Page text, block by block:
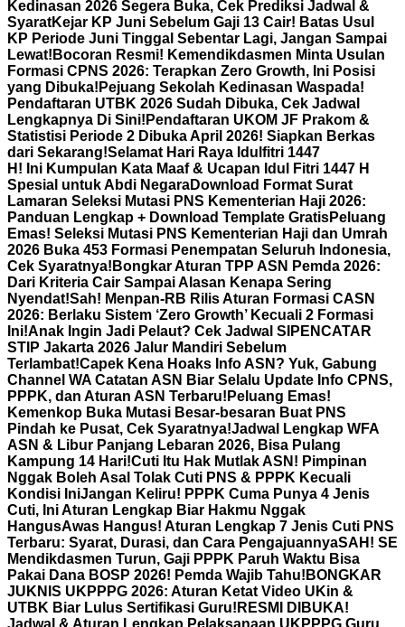
Kedinasan 2026 Segera Buka, Cek Prediksi Jadwal &
SyaratKejar KP Juni Sebelum Gaji 13 Cair! Batas Usul
KP Periode Juni Tinggal Sebentar Lagi, Jangan Sampai
Lewat! Bocoran Resmi! Kemendikdasmen Minta Usulan
Formasi CPNS 2026: Terapkan Zero Growth, Ini Posisi
yang Dibuka! Pejuang Sekolah Kedinasan Waspada!
Pendaftaran UTBK 2026 Sudah Dibuka, Cek Jadwal
Lengkapnya Di Sini! Pendaftaran UKOM JF Prakom &
Statistisi Periode 2 Dibuka April 2026! Siapkan Berkas
dari Sekarang!Selamat Hari Raya Idulfitri 1447
H! Ini Kumpulan Kata Maaf & Ucapan Idul Fitri 1447 H
Spesial untuk Abdi NegaraDownload Format Surat
Lamaran Seleksi Mutasi PNS Kementerian Haji 2026:
Panduan Lengkap + Download Template GratisPeluang
Emas! Seleksi Mutasi PNS Kementerian Haji dan Umrah
2026 Buka 453 Formasi Penempatan Seluruh Indonesia,
Cek Syaratnya! Bongkar Aturan TPP ASN Pemda 2026:
Dari Kriteria Cair Sampai Alasan Kenapa Sering
Nyendat!Sah! Menpan-RB Rilis Aturan Formasi CASN
2026: Berlaku Sistem ‘Zero Growth’ Kecuali 2 Formasi
Ini!Anak Ingin Jadi Pelaut? Cek Jadwal SIPENCATAR
STIP Jakarta 2026 Jalur Mandiri Sebelum
Terlambat!Capek Kena Hoaks Info ASN? Yuk, Gabung
Channel WA Catatan ASN Biar Selalu Update Info CPNS,
PPPK, dan Aturan ASN Terbaru! Peluang Emas!
Kemenkop Buka Mutasi Besar-besaran Buat PNS
Pindah ke Pusat, Cek Syaratnya!Jadwal Lengkap WFA
ASN & Libur Panjang Lebaran 2026, Bisa Pulang
Kampung 14 Hari!Cuti Itu Hak Mutlak ASN! Pimpinan
Nggak Boleh Asal Tolak Cuti PNS & PPPK Kecuali
Kondisi IniJangan Keliru! PPPK Cuma Punya 4 Jenis
Cuti, Ini Aturan Lengkap Biar Hakmu Nggak
HangusAwas Hangus! Aturan Lengkap 7 Jenis Cuti PNS
Terbaru: Syarat, Durasi, dan Cara PengajuannyaSAH! SE
Mendikdasmen Turun, Gaji PPPK Paruh Waktu Bisa
Pakai Dana BOSP 2026! Pemda Wajib Tahu! BONGKAR
JUKNIS UKPPPG 2026: Aturan Ketat Video UKin &
UTBK Biar Lulus Sertifikasi Guru! RESMI DIBUKA!
Jadwal & Aturan Lengkap Pelaksanaan UKPPPG Guru